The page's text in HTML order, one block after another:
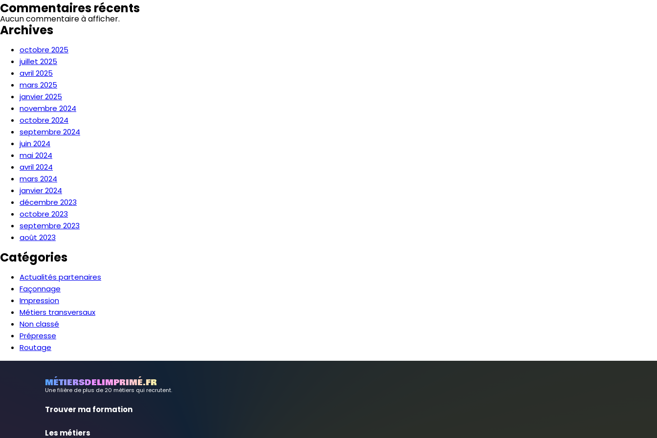
Commentaires récents
Aucun commentaire à afficher.
Archives
octobre 2025
juillet 2025
avril 2025
mars 2025
janvier 2025
novembre 2024
octobre 2024
septembre 2024
juin 2024
mai 2024
avril 2024
mars 2024
janvier 2024
décembre 2023
octobre 2023
septembre 2023
août 2023
Catégories
Actualités partenaires
Façonnage
Impression
Métiers transversaux
Non classé
Prépresse
Routage
MÉTIERSDELIMPRIMÉ.FR
Une filière de plus de 20 métiers qui recrutent.
Trouver ma formation
Les métiers